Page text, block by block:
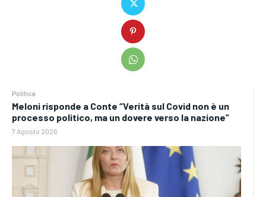
Politica
Meloni risponde a Conte “Verità sul Covid non è un
processo politico, ma un dovere verso la nazione”
7 Agosto 2026